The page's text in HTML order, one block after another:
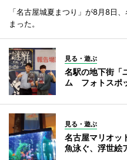
「名古屋城夏まつり」が8月8日
まった。
見る・遊ぶ
名駅の地下街「
ム フォトスポ
見る・遊ぶ
名古屋マリオ
魚泳ぐ、浮世絵